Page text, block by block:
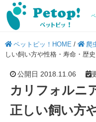
ペットピッ！HOME / 爬
しい飼い方や性格・寿命・歴
公開日 2018.11.06
カリフォルニ
正しい飼い方